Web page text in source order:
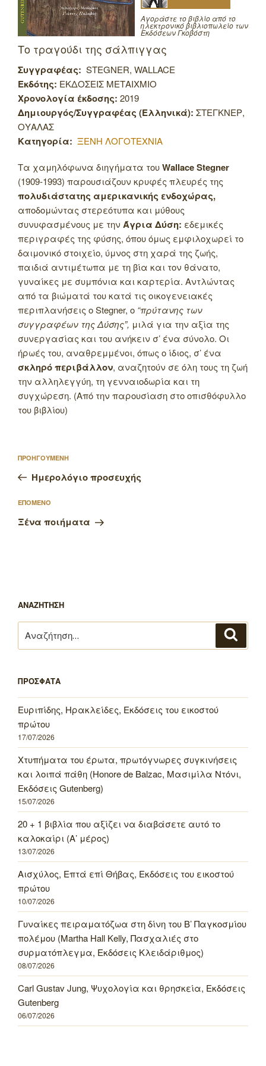
Αγοράστε το βιβλίο από το
ηλεκτρονικό βιβλιοπωλείο των
Εκδόσεων Γκοβόστη
Το τραγούδι της σάλπιγγας
Συγγραφέας: STEGNER, WALLACE
Εκδότης: ΕΚΔΟΣΕΙΣ ΜΕΤΑΙΧΜΙΟ
Χρονολογία έκδοσης: 2019
Δημιουργός/Συγγραφέας (Ελληνικά): ΣΤΕΓΚΝΕΡ,
ΟΥΑΛΑΣ
Κατηγορία: ΞΕΝΗ ΛΟΓΟΤΕΧΝΙΑ
Τα χαμηλόφωνα διηγήματα τουWallace Stegner
(1909-1993) παρουσιάζουν κρυφές πλευρές της
πολυδιάστατης αμερικανικής ενδοχώρας,
αποδομώντας στερεότυπα και μύθους
συνυφασμένους με την Άγρια Δύση: εδεμικές
περιγραφές της φύσης, όπου όμως εμφιλοχωρεί το
δαιμονικό στοιχείο, ύμνος στη χαρά της ζωής,
παιδιά αντιμέτωπα με τη βία και τον θάνατο,
γυναίκες με συμπόνια και καρτερία. Αντλώντας
από τα βιώματά του κατά τις οικογενειακές
περιπλανήσεις ο Stegner, ο “πρύτανης των
συγγραφέων της Δύσης”, μιλά για την αξία της
συνεργασίας και του ανήκειν σ’ ένα σύνολο. Οι
ήρωές του, αναθρεμμένοι, όπως ο ίδιος, σ’ ένα
σκληρό περιβάλλον, αναζητούν σε όλη τους τη ζωή
την αλληλεγγύη, τη γενναιοδωρία και τη
συγχώρεση. (Από την παρουσίαση στο οπισθόφυλλο
του βιβλίου)
άρθρων
Προηγούμενο
άρθρο
ΠΡΟΗΓΟΥΜΕΝΗ
Ημερολόγιο προσευχής
Επόμενο
άρθρο
ΕΠΟΜΕΝΟ
Ξένα ποιήματα
ΑΝΑΖΗΤΗΣΗ
για:
ΠΡΟΣΦΑΤΑ
Ευριπίδης, Ηρακλείδες, Εκδόσεις του εικοστού
πρώτου
17/07/2026
Χτυπήματα του έρωτα, πρωτόγνωρες συγκινήσεις
και λοιπά πάθη (Honore de Balzac, Μασιμίλα Ντόνι,
Εκδόσεις Gutenberg)
15/07/2026
20 + 1 βιβλία που αξίζει να διαβάσετε αυτό το
καλοκαίρι (Α’ μέρος)
13/07/2026
Αισχύλος, Επτά επί Θήβας, Εκδόσεις του εικοστού
πρώτου
10/07/2026
Γυναίκες πειραματόζωα στη δίνη του Β’ Παγκοσμίου
πολέμου (Martha Hall Kelly, Πασχαλιές στο
συρματόπλεγμα, Εκδόσεις Κλειδάριθμος)
08/07/2026
Carl Gustav Jung, Ψυχολογία και θρησκεία, Εκδόσεις
Gutenberg
06/07/2026